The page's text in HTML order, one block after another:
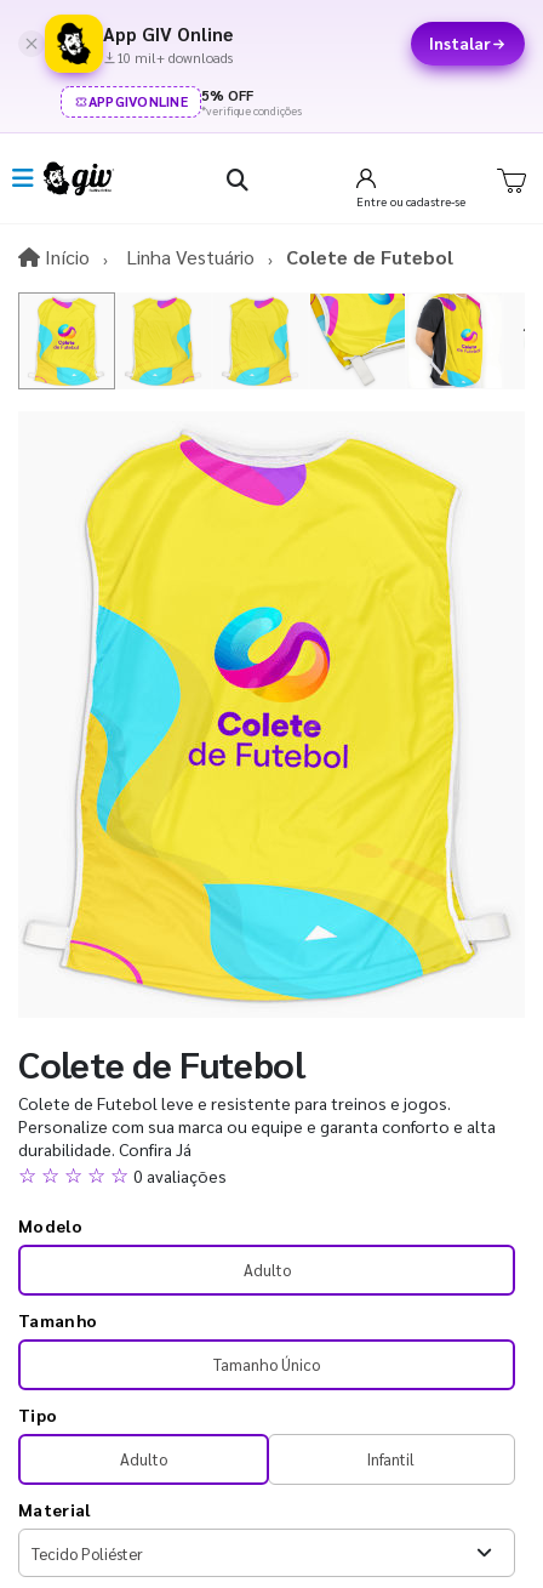
App GIV Online
10 mil+ downloads
Instalar
APPGIVONLINE 5% OFF
*verifique condições
Entre ou cadastre-se
Início InícioLinha Vestuário Colete de Futebol
Colete de Futebol
Colete de Futebol leve e resistente para treinos e jogos.
Personalize com sua marca ou equipe e garanta conforto e alta
durabilidade. Confira Já
☆ ☆ ☆ ☆ ☆ 0 avaliações
Modelo
Adulto
Tamanho
Tamanho Único
Tipo
Adulto Infantil
Material